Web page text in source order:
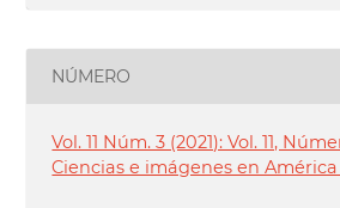
NÚMERO
Vol. 11 Núm. 3 (2021): Vol. 11,
Ciencias e imágenes en América